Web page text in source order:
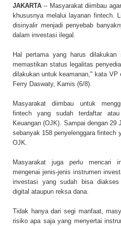
JAKARTA-- Masyarakat diimbau
khususnya melalui layanan fintech.
disinyalir menjadi penyebab
dalam investasi ilegal.
Hal pertama yang harus
memastikan status legalitas
dilakukan untuk keamanan," kata VP
Ferry Daswaty, Kamis (6/8).
Masyarakat diimbau untuk
fintech yang sudah terdaftar
Keuangan (OJK). Sampai dengan 29
sebanyak 158 penyelenggara fintech
OJK.
Masyarakat juga perlu mencari
mengenai jenis-jenis instrumen
investasi yang sudah bisa
digital ataupun reksa dana.
Tidak hanya dari segi manfaat,
risiko apa saja yang menyertai